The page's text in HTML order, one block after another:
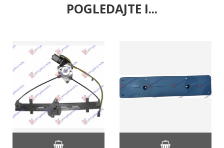
POGLEDAJTE I...